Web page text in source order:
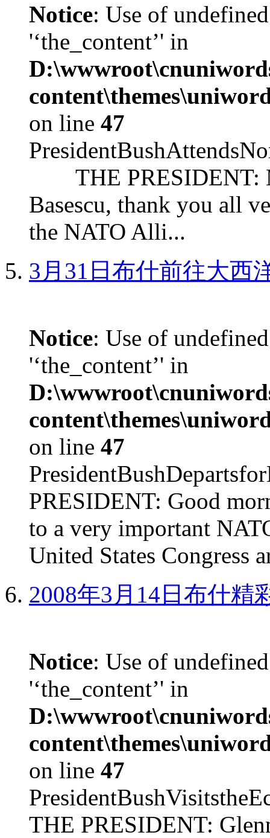
Notice: Use of
'‘the_content’' in
on line 47
THE PRESIDENT:
Basescu, thank you all
the NATO Alli...
3月31日布什前往大西
Notice: Use of
'‘the_content’' in
on line 47
PRESIDENT: Good
to a very important
United States Congress
2008年3月14日布什精
Notice: Use of
'‘the_content’' in
on line 47
THE PRESIDENT: